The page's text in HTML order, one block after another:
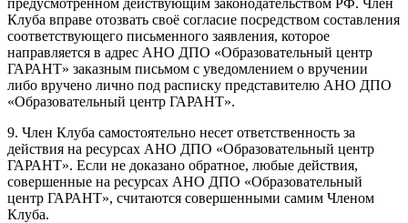
Клуба вправе отозвать своё согласие посредством составления
соответствующего письменного заявления, которое
направляется в адрес АНО ДПО «Образовательный центр
ГАРАНТ» заказным письмом с уведомлением о вручении
либо вручено лично под расписку представителю АНО ДПО
«Образовательный центр ГАРАНТ».
9. Член Клуба самостоятельно несет ответственность за
действия на ресурсах АНО ДПО «Образовательный центр
ГАРАНТ». Если не доказано обратное, любые действия,
совершенные на ресурсах АНО ДПО «Образовательный
центр ГАРАНТ», считаются совершенными самим Членом
Клуба.